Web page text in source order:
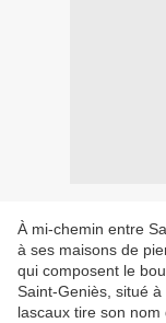
À mi-chemin entre
à ses maisons de
qui composent le
Saint-Geniès, situé
lascaux tire son nom